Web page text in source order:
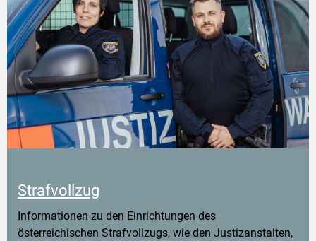
Strafvollzug
Informationen zu den Einrichtungen des
österreichischen Strafvollzugs, wie den Justizanstalten,